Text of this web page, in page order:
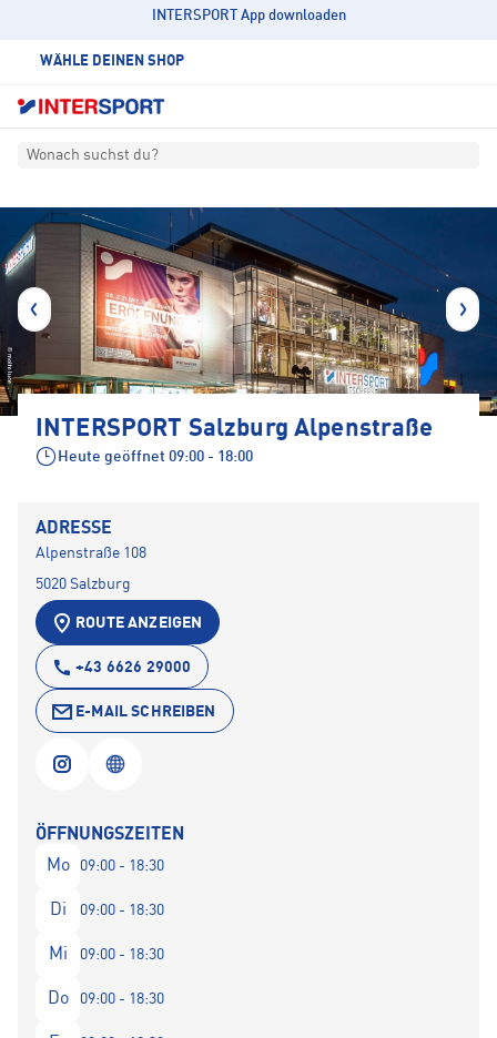
INTERSPORT App downloaden
WÄHLE DEINEN SHOP
Wonach suchst du?
INTERSPORT Salzburg Alpenstraße
Heute geöffnet 09:00 - 18:00
ADRESSE
Alpenstraße 108
5020 Salzburg
ROUTE ANZEIGEN
+43 6626 29000
E-MAIL SCHREIBEN
ÖFFNUNGSZEITEN
Mo
09:00 - 18:30
Di 09:00 - 18:30
Mi 09:00 - 18:30
Do 09:00 - 18:30